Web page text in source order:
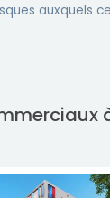
auxquels